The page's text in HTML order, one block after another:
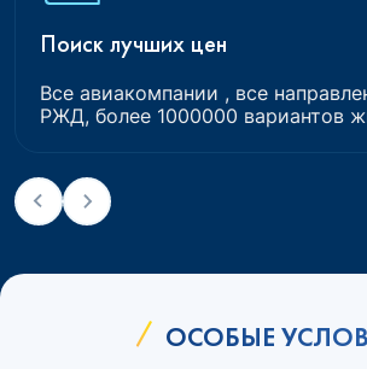
Поиск лучших цен
Все авиакомпании , все
РЖД, более 1000000 вариантов
ОСОБЫЕ